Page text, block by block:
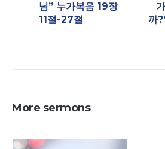
님” 누가복음 19장
11절-27절
까
More sermons